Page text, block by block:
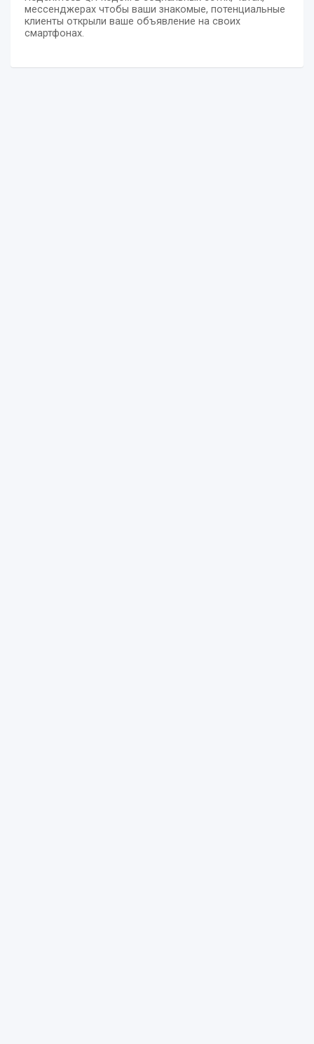
мессенджерах чтобы ваши знакомые, потенциальные
клиенты открыли ваше объявление на своих
смартфонах.